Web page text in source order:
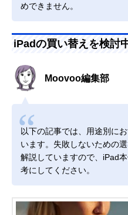
めできません。
iPadの買い替えを検討
Moovoo編集部
以下の記事では、用途別に
います。失敗しないための
解説していますので、iPad
考にしてください。